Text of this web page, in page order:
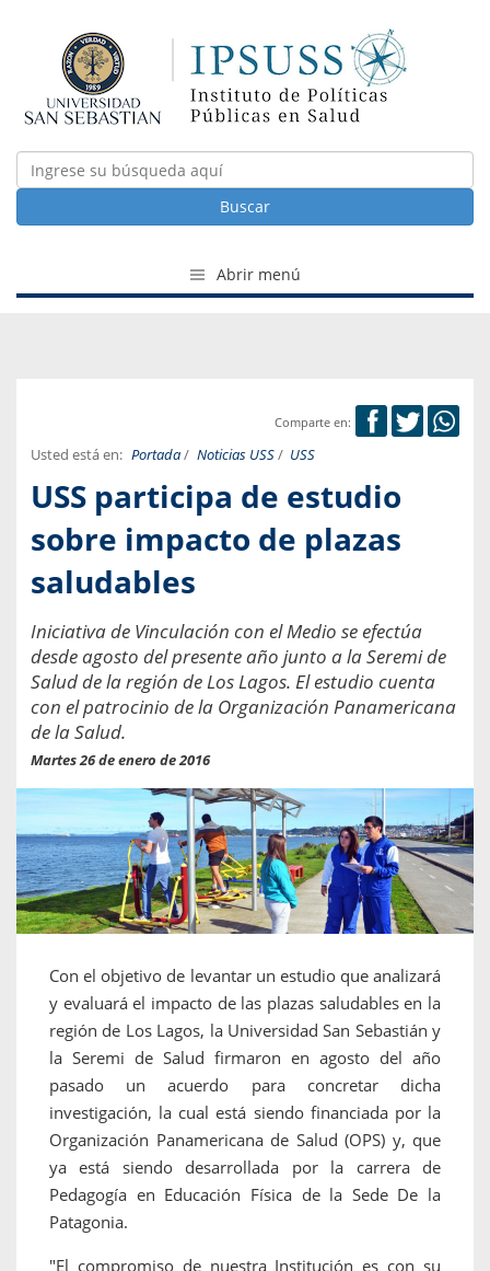
Buscar
Abrir menú
Comparte en:
Usted está en: Portada/ Noticias USS/ USS
USS participa de estudio
sobre impacto de plazas
saludables
Iniciativa de Vinculación con el Medio se efectúa
desde agosto del presente año junto a la Seremi de
Salud de la región de Los Lagos. El estudio cuenta
con el patrocinio de la Organización Panamericana
de la Salud.
Martes 26 de enero de 2016
Con el objetivo de levantar un estudio que analizará
y evaluará el impacto de las plazas saludables en la
región de Los Lagos, la Universidad San Sebastián y
la Seremi de Salud firmaron en agosto del año
pasado un acuerdo para concretar dicha
investigación, la cual está siendo financiada por la
Organización Panamericana de Salud (OPS) y, que
ya está siendo desarrollada por la carrera de
Pedagogía en Educación Física de la Sede De la
Patagonia.
"El compromiso de nuestra Institución es con su